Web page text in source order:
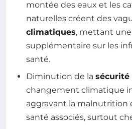
montée des eaux et les
naturelles créent des
climatiques, mettant
supplémentaire sur les
santé.
Diminution de la
changement climatique
aggravant la malnutrition
santé associés, surtout